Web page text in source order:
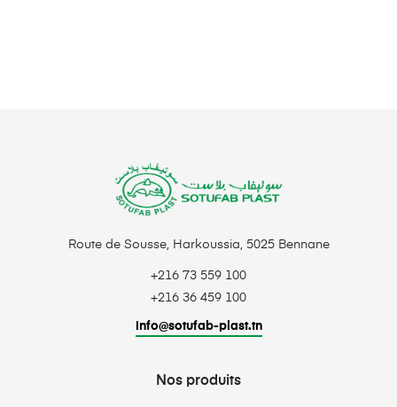
Route de Sousse, Harkoussia, 5025 Bennane
+216 73 559 100
+216 36 459 100
info@sotufab-plast.tn
Nos produits